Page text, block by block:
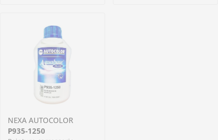
NEXA AUTOCOLOR
P935-1250